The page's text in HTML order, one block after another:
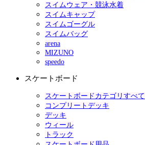
スイムウェア・競泳水着
スイムキャップ
スイムゴーグル
スイムバッグ
arena
MIZUNO
speedo
スケートボード
スケートボードカテゴリすべて
コンプリートデッキ
デッキ
ウィール
トラック